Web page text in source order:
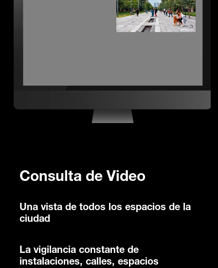
Consulta de Video
Una vista de todos los espacios de la
ciudad
La vigilancia constante de
instalaciones, calles, espacios